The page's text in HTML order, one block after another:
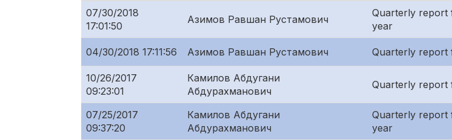
07/30/2018
17:01:50
Азимов Равшан Рустамович
Quarterly report
year
04/30/2018 17:11:56 Азимов Равшан Рустамович Quarterly report
10/26/2017
09:23:01
Камилов Абдугани
Абдурахманович
Quarterly report
07/25/2017
09:37:20
Камилов Абдугани
Абдурахманович
Quarterly report
year